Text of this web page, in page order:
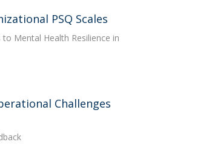
PSQ Scales
to Mental Health Resilience in
Challenges